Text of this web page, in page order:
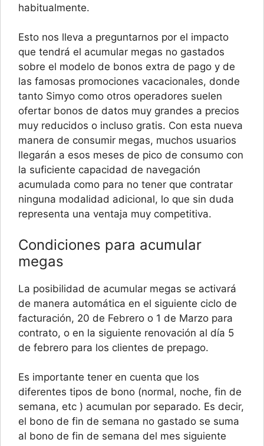
habitualmente.
Esto nos lleva a preguntarnos por el impacto
que tendrá el acumular megas no gastados
sobre el modelo de bonos extra de pago y de
las famosas promociones vacacionales, donde
tanto Simyo como otros operadores suelen
ofertar bonos de datos muy grandes a precios
muy reducidos o incluso gratis. Con esta nueva
manera de consumir megas, muchos usuarios
llegarán a esos meses de pico de consumo con
la suficiente capacidad de navegación
acumulada como para no tener que contratar
ninguna modalidad adicional, lo que sin duda
representa una ventaja muy competitiva.
Condiciones para acumular
megas
La posibilidad de acumular megas se activará
de manera automática en el siguiente ciclo de
facturación, 20 de Febrero o 1 de Marzo para
contrato, o en la siguiente renovación al día 5
de febrero para los clientes de prepago.
Es importante tener en cuenta que los
diferentes tipos de bono (normal, noche, fin de
semana, etc ) acumulan por separado. Es decir,
el bono de fin de semana no gastado se suma
al bono de fin de semana del mes siguiente